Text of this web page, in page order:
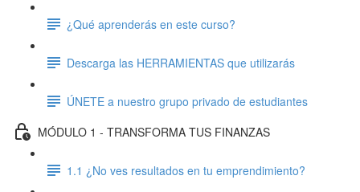
¿Qué aprenderás en este curso?
Descarga las HERRAMIENTAS que utilizarás
ÚNETE a nuestro grupo privado de estudiantes
MÓDULO 1 - TRANSFORMA TUS FINANZAS
1.1 ¿No ves resultados en tu emprendimiento?